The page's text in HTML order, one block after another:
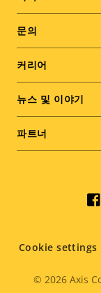
menu
문의
커리어
뉴스 및 이야기
파트너
© 2026Axis
Cookie settings